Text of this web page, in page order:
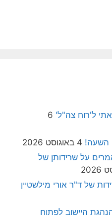
ל'רוח צה"ל' 6
השעה! 4 באוגוסט 2026
על שרידותן של
של ד"ר אורי מילשטיין
היישוב לפתוח